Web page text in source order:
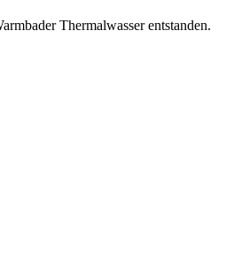
Thermalwasser entstanden.